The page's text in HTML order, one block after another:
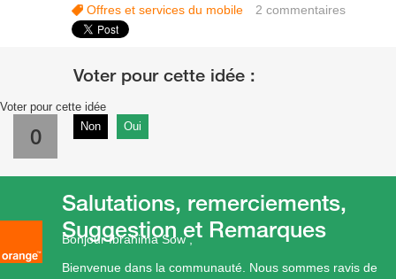
Offres et services du mobile
2commentaires
Voter pour cette idée
0 Non Oui
Bonjour Ibrahima Sow ,
Bienvenue dans la communauté. Nous sommes ravis de
Salutations, remerciements,
Suggestion et Remarques